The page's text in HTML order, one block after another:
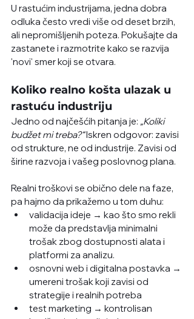
U rastućim industrijama, jedna dobra
odluka često vredi više od deset brzih,
ali nepromišljenih poteza. Pokušajte da
zastanete i razmotrite kako se razvija
'novi' smer koji se otvara.
Koliko realno košta ulazak u
rastuću industriju
Jedno od najčešćih pitanja je: „Koliki
budžet mi treba?“ Iskren odgovor: zavisi
od strukture, ne od industrije. Zavisi od
širine razvoja i vašeg poslovnog plana.
Realni troškovi se obično dele na faze,
pa hajmo da prikažemo u tom duhu:
validacija ideje → kao što smo rekli
može da predstavlja minimalni
trošak zbog dostupnosti alata i
platformi za analizu.
osnovni web i digitalna postavka →
umereni trošak koji zavisi od
strategije i realnih potreba
test marketing → kontrolisan